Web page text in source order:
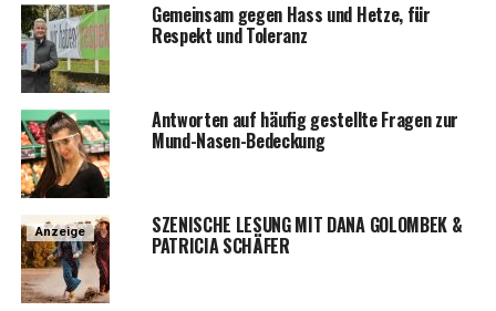
Gemein­sam gegen Hass und Het­ze, für
Respekt und Toleranz
Ant­wor­ten auf häu­fig gestell­te Fra­gen zur
Mund-Nasen-Bedeckung
Anzeige SZENISCHE LESUNG MIT DANA GOLOMBEK &
PATRICIA SCHÄFER